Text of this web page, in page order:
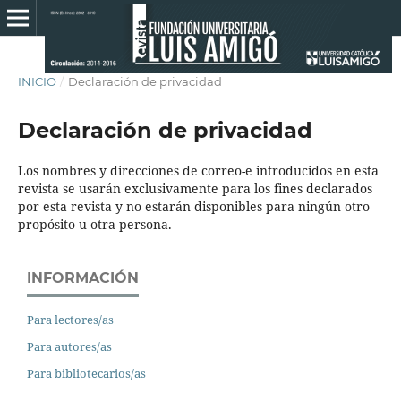
INICIO / Declaración de privacidad
Declaración de privacidad
Los nombres y direcciones de correo-e introducidos en esta
revista se usarán exclusivamente para los fines declarados
por esta revista y no estarán disponibles para ningún otro
propósito u otra persona.
INFORMACIÓN
Para lectores/as
Para autores/as
Para bibliotecarios/as